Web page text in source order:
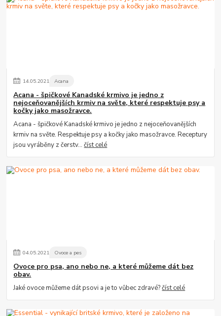
14.05.2021 Acana
Acana - špičkové Kanadské krmivo je jedno z
nejoceňovanějších krmiv na světe, které respektuje psy a
kočky jako masožravce.
Acana - špičkové Kanadské krmivo je jedno z nejoceňovanějších
krmiv na světe. Respektuje psy a kočky jako masožravce. Receptury
jsou vyráběny z čerstv...číst celé
04.05.2021 Ovoce a pes
Ovoce pro psa, ano nebo ne, a které můžeme dát bez
obav.
Jaké ovoce můžeme dát psovi a je to vůbec zdravé?číst celé